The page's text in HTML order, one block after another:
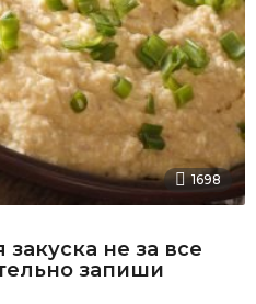
1698
не за все
запиши